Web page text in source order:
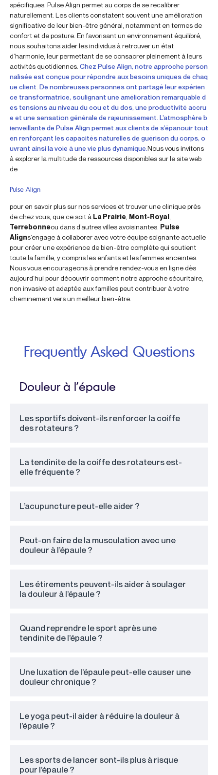
spécifiques, Pulse Align permet au corps de se recalibrer
naturellement. Les clients constatent souvent une amélioration
significative de leur bien-être général, notamment en termes de
confort et de posture. En favorisant un environnement équilibré,
nous souhaitons aider les individus à retrouver un état
d’harmonie, leur permettant de se consacrer pleinement à leurs
activités quotidiennes. Chez Pulse Align, notre approche person
nalisée est conçue pour répondre aux besoins uniques de chaq
ue client. De nombreuses personnes ont partagé leur expérien
ce transformatrice, soulignant une amélioration remarquable d
es tensions au niveau du cou et du dos, une productivité accru
e et une sensation générale de rajeunissement. L’atmosphère b
ienveillante de Pulse Align permet aux clients de s’épanouir tout
en renforçant les capacités naturelles de guérison du corps, o
uvrant ainsi la voie à une vie plus dynamique. Nous vous invitons
à explorer la multitude de ressources disponibles sur le site web
de
Pulse Align
pour en savoir plus sur nos services et trouver une clinique près
de chez vous, que ce soit à La Prairie Mont-Royal
Terrebonneou dans d’autres villes avoisinantes. Pulse
Aligns’engage à collaborer avec votre équipe soignante actuelle
pour créer une expérience de bien-être complète qui soutient
toute la famille, y compris les enfants et les femmes enceintes.
Nous vous encourageons à prendre rendez-vous en ligne dès
aujourd’hui pour découvrir comment notre approche sécuritaire,
non invasive et adaptée aux familles peut contribuer à votre
cheminement vers un meilleur bien-être.
Frequently Asked Questions
Douleur à l’épaule
Les sportifs doivent-ils renforcer la coiffe
des rotateurs ?
La tendinite de la coiffe des rotateurs est-
elle fréquente ?
L’acupuncture peut-elle aider ?
Peut-on faire de la musculation avec une
douleur à l’épaule ?
Les étirements peuvent-ils aider à soulager
la douleur à l’épaule ?
Quand reprendre le sport après une
tendinite de l’épaule ?
Une luxation de l’épaule peut-elle causer une
douleur chronique ?
Le yoga peut-il aider à réduire la douleur à
l’épaule ?
Les sports de lancer sont-ils plus à risque
pour l’épaule ?